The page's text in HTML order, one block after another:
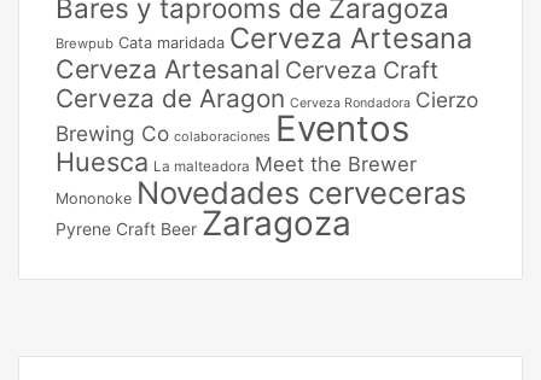
Bares y taprooms de Zaragoza
Brewpub Cata maridada Cerveza Artesana
Cerveza Artesanal Cerveza Craft
Cerveza de Aragon Cerveza Rondadora Cierzo
Brewing Co colaboraciones Eventos
Huesca La malteadora Meet the Brewer
Mononoke Novedades cerveceras
Pyrene Craft Beer Zaragoza